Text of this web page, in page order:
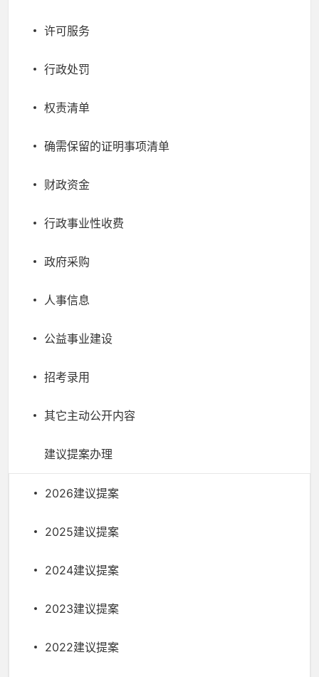
许可服务
行政处罚
权责清单
确需保留的证明事项清单
财政资金
行政事业性收费
政府采购
人事信息
公益事业建设
招考录用
其它主动公开内容
建议提案办理
2026建议提案
2025建议提案
2024建议提案
2023建议提案
2022建议提案